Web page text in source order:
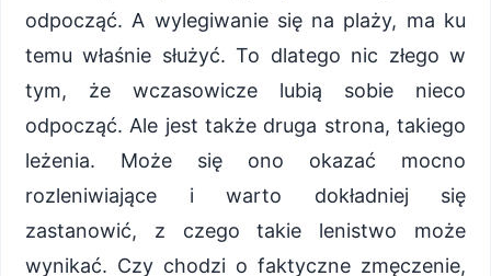
odpocząć. A wylegiwanie się na plaży, ma ku
temu właśnie służyć. To dlatego nic złego w
tym, że wczasowicze lubią sobie nieco
odpocząć. Ale jest także druga strona, takiego
leżenia. Może się ono okazać mocno
rozleniwiające i warto dokładniej się
zastanowić, z czego takie lenistwo może
wynikać. Czy chodzi o faktyczne zmęczenie,